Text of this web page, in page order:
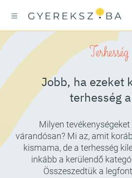
Terhesség
Jobb, ha ezeket
terhesség
Milyen
várandósan? Mi az, amit
kismama, de a terhesség
inkább a kerülendő
Összeszedtük a